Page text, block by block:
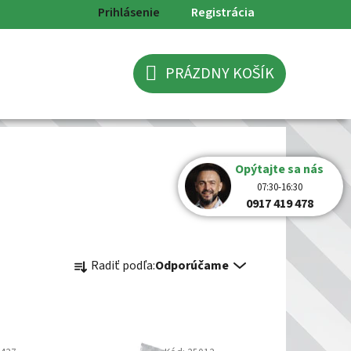
Prihlásenie Registrácia
NÁKUPNÝ
KOŠÍK
PRÁZDNY KOŠÍK
a Radiť podľa:Odporúčame
Opýtajte sa nás
07:30-16:30
0917 419 478